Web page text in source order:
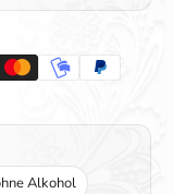
Alkohol